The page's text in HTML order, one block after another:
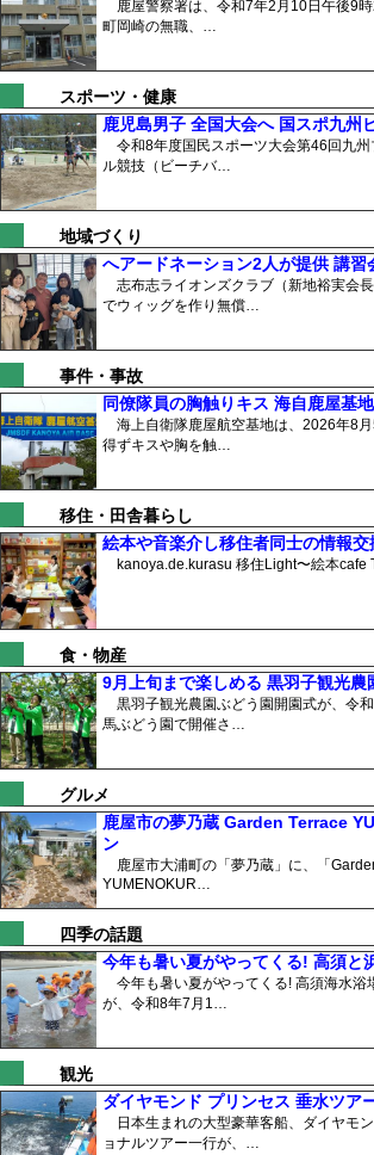
鹿屋警察署は、令和7年2月10日午後9
町岡崎の無職、…
スポーツ・健康
鹿児島男子 全国大会へ 国スポ九州
令和8年度国民スポーツ大会第46回九州
ル競技（ビーチバ…
地域づくり
へアードネーション2人が提供 講
志布志ライオンズクラブ（新地裕実会
でウィッグを作り無償…
事件・事故
同僚隊員の胸触りキス 海自鹿屋基
海上自衛隊鹿屋航空基地は、2026年8
得ずキスや胸を触…
移住・田舎暮らし
絵本や音楽介し移住者同士の情報
kanoya.de.kurasu 移住Light〜絵本cafe
食・物産
9月上旬まで楽しめる 黒羽子観光
黒羽子観光農園ぶどう園開園式が、令
馬ぶどう園で開催さ…
グルメ
鹿屋市の夢乃蔵 Garden Terrace
ン
鹿屋市大浦町の「夢乃蔵」に、「
YUMENOKUR…
四季の話題
今年も暑い夏がやってくる! 高須と
今年も暑い夏がやってくる! 高須海水浴
が、令和8年7月1…
観光
ダイヤモンド プリンセス 垂水ツア
日本生まれの大型豪華客船、ダイヤモ
ョナルツアー一行が、…